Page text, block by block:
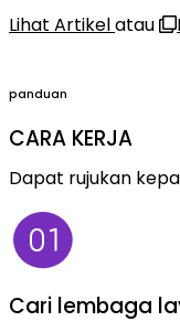
Lihat Artikelatau
panduan
CARA KERJA
Dapat rujukan
Cari lembaga